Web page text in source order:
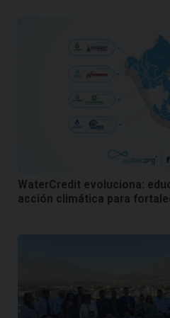
WaterCredit evoluciona:
acción climática para